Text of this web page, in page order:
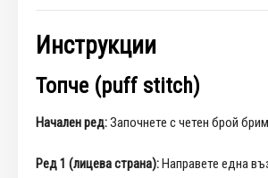
Инструкции
Топче (puff stitch)
Начален ред:Започнете с четен брой
Ред 1 (лицева страна):Направете една